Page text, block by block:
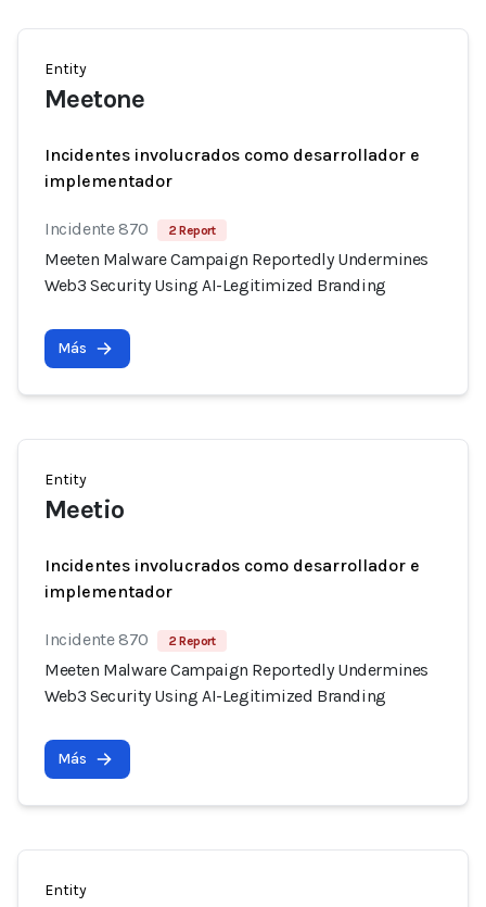
Entity
Meetone
Incidentes involucrados como desarrollador e
implementador
Incidente 870 2 Report
Meeten Malware Campaign Reportedly Undermines
Web3 Security Using AI-Legitimized Branding
Más
Entity
Meetio
Incidentes involucrados como desarrollador e
implementador
Incidente 870 2 Report
Meeten Malware Campaign Reportedly Undermines
Web3 Security Using AI-Legitimized Branding
Más
Entity